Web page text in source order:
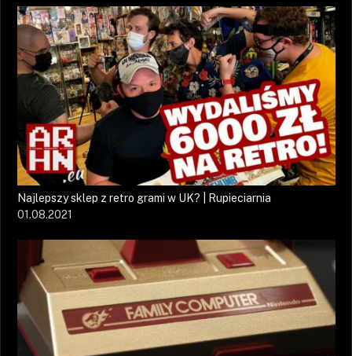
Najlepszy sklep z retro grami w UK? | Rupieciarnia
01.08.2021